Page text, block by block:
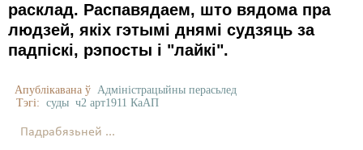
расклад. Распавядаем, што вядома пра
людзей, якіх гэтымі днямі судзяць за
падпіскі, рэпосты і "лайкі".
Апублікавана ў Адміністрацыйны перасьлед
Тэгі: суды ч2 арт1911 КаАП
Падрабязьней ...